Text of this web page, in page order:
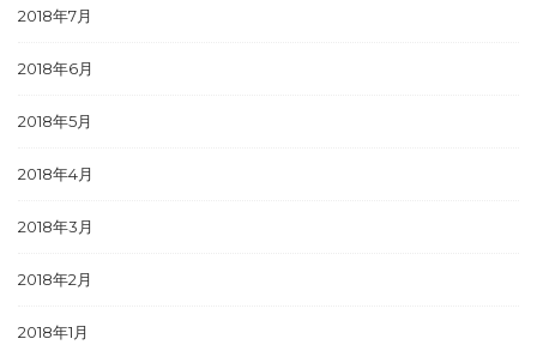
2018年7月
2018年6月
2018年5月
2018年4月
2018年3月
2018年2月
2018年1月